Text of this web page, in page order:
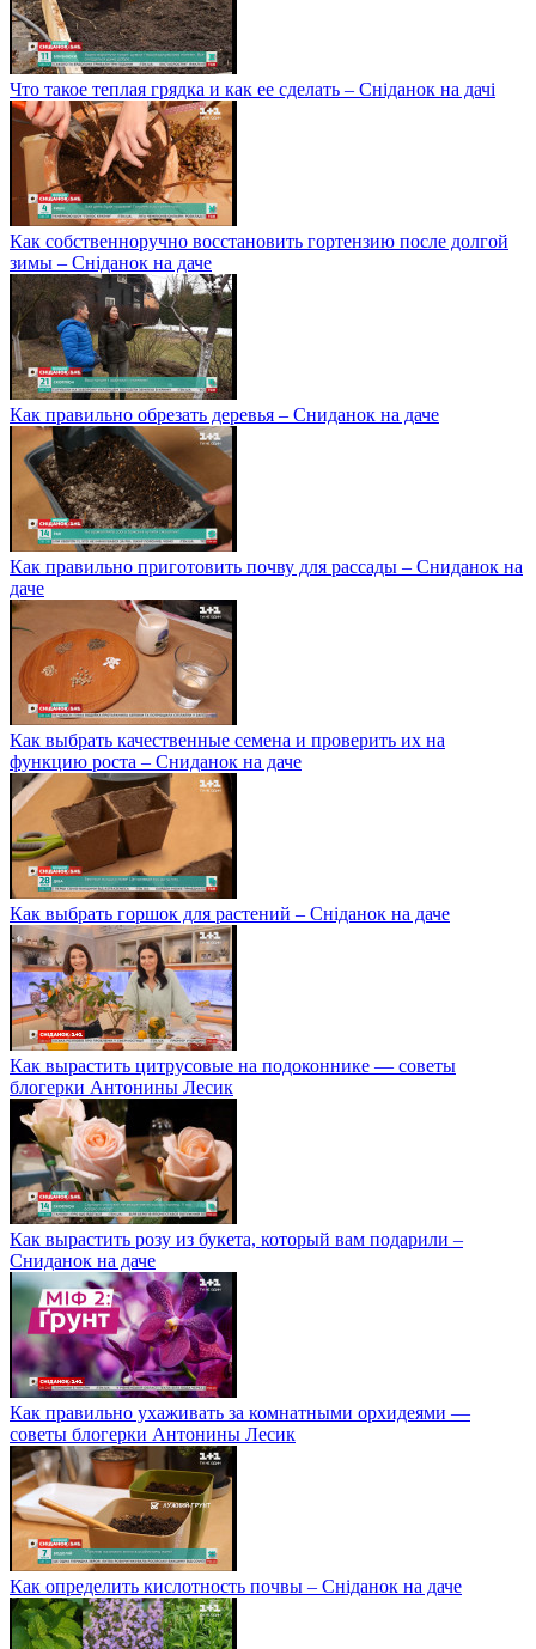
Что такое теплая грядка и как ее сделать – Сніданок на дачі
Как собственноручно восстановить гортензию после долгой
зимы – Сніданок на даче
Как правильно обрезать деревья – Сниданок на даче
Как правильно приготовить почву для рассады – Сниданок на
даче
Как выбрать качественные семена и проверить их на
функцию роста – Сниданок на даче
Как выбрать горшок для растений – Сніданок на даче
Как вырастить цитрусовые на подоконнике — советы
блогерки Антонины Лесик
Как вырастить розу из букета, который вам подарили –
Сниданок на даче
Как правильно ухаживать за комнатными орхидеями —
советы блогерки Антонины Лесик
Как определить кислотность почвы – Сніданок на даче